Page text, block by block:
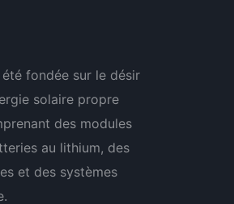
fondée sur le désir
solaire propre
des modules
au lithium, des
et des systèmes